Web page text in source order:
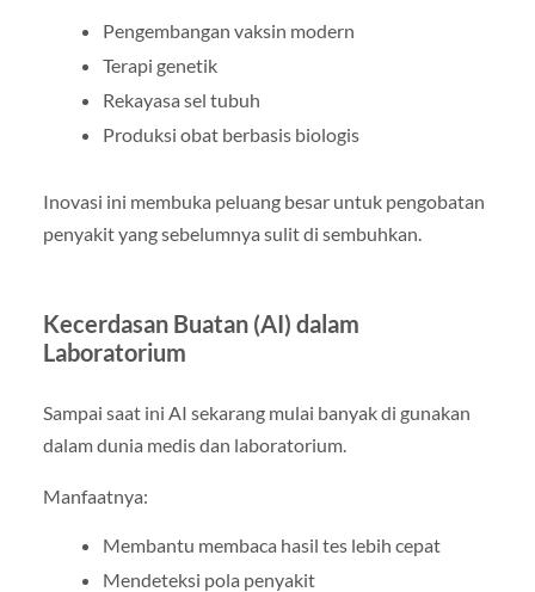
Pengembangan vaksin modern
Terapi genetik
Rekayasa sel tubuh
Produksi obat berbasis biologis
Inovasi ini membuka peluang besar untuk pengobatan
penyakit yang sebelumnya sulit di sembuhkan.
Kecerdasan Buatan (AI) dalam
Laboratorium
Sampai saat ini AI sekarang mulai banyak di gunakan
dalam dunia medis dan laboratorium.
Manfaatnya:
Membantu membaca hasil tes lebih cepat
Mendeteksi pola penyakit